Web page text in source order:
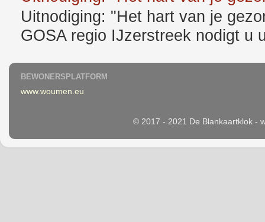
Uitnodiging: "Het hart van je
GOSA regio IJzerstreek nodigt u
BEWONERSPLATFORM
www.woumen.eu
© 2017 - 2021 De Blankaartklok -